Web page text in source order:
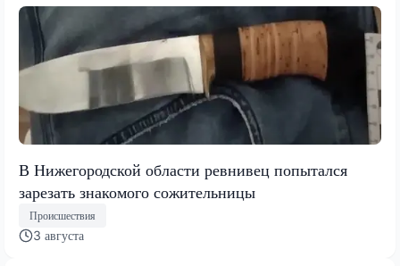
В Нижегородской области ревнивец попытался
зарезать знакомого сожительницы
Происшествия
3 августа